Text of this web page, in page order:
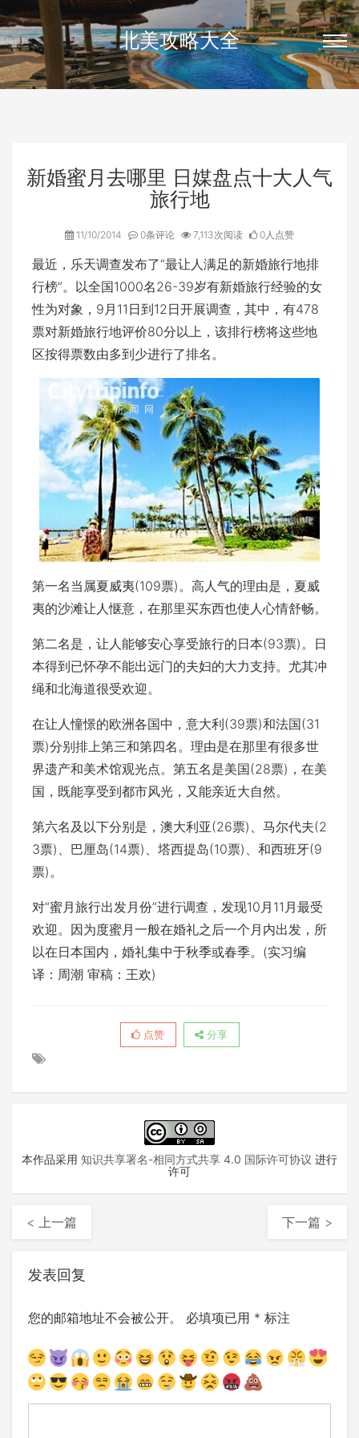
北美攻略大全
新婚蜜月去哪里 日媒盘点十大人气
旅行地
11/10/2014 0条评论 7,113次阅读 0人点赞
最近，乐天调查发布了“最让人满足的新婚旅行地排
行榜”。以全国1000名26-39岁有新婚旅行经验的女
性为对象，9月11日到12日开展调查，其中，有478
票对新婚旅行地评价80分以上，该排行榜将这些地
区按得票数由多到少进行了排名。
第一名当属夏威夷(109票)。高人气的理由是，夏威
夷的沙滩让人惬意，在那里买东西也使人心情舒畅。
第二名是，让人能够安心享受旅行的日本(93票)。日
本得到已怀孕不能出远门的夫妇的大力支持。尤其冲
绳和北海道很受欢迎。
在让人憧憬的欧洲各国中，意大利(39票)和法国(31
票)分别排上第三和第四名。理由是在那里有很多世
界遗产和美术馆观光点。第五名是美国(28票)，在美
国，既能享受到都市风光，又能亲近大自然。
第六名及以下分别是，澳大利亚(26票)、马尔代夫(2
3票)、巴厘岛(14票)、塔西提岛(10票)、和西班牙(9
票)。
对“蜜月旅行出发月份”进行调查，发现10月11月最受
欢迎。因为度蜜月一般在婚礼之后一个月内出发，所
以在日本国内，婚礼集中于秋季或春季。(实习编
译：周潮 审稿：王欢)
点赞 分享
本作品采用 知识共享署名-相同方式共享 4.0 国际许可协议 进行
许可
< 上一篇 下一篇 >
发表回复
您的邮箱地址不会被公开。 必填项已用 * 标注